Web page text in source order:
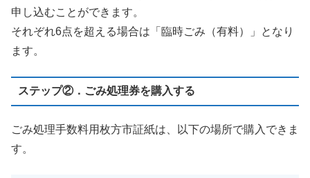
申し込むことができます。
それぞれ6点を超える場合は「臨時ごみ（有料）」となり
ます。
ステップ②．ごみ処理券を購入する
ごみ処理手数料用枚方市証紙は、以下の場所で購入できま
す。